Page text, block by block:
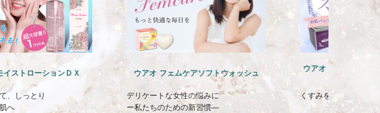
ウアオ フェムケアソフトウォッシュ
デリケートな女性の悩みに
ー私たちのための新習慣―
ウアオ クリアリセル ラベンダークレ
イマスク
くすみをオフしてワントーン明るい肌へ